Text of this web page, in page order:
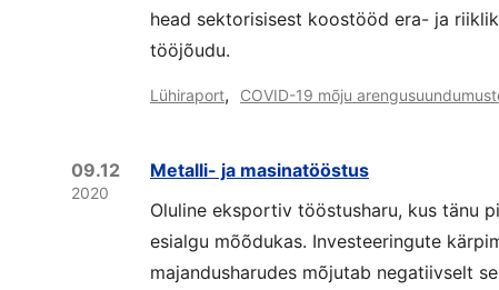
head sektorisisest koostööd era- ja
tööjõudu.
Lühiraport, COVID-19 mõju
09.12
2020
Metalli- ja masinatööstus
Oluline eksportiv tööstusharu, kus tänu
esialgu mõõdukas. Investeeringute
majandusharudes mõjutab negatiivselt